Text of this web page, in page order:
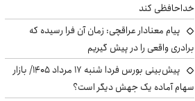
خداحافظی کند
پیام معنادار عراقچی: زمان آن فرا رسیده که
برادری واقعی را در پیش گیریم
پیش‌بینی بورس فردا شنبه ۱۷ مرداد ۱۴۰۵/ بازار
سهام آماده یک جهش دیگر است؟